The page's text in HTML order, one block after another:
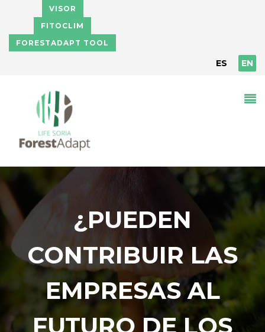
Skip to main content
VISOR
FITOCLIM
FORESTADAPT TOOL
ES EN
¿PUEDEN
CONTRIBUIR LAS
EMPRESAS AL
FUTURO DE LOS